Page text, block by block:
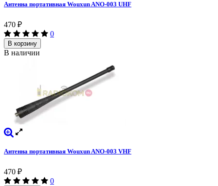
Антенна портативная Wouxun ANO-003 UHF
470 ₽
0
В корзину
В наличии
Антенна портативная Wouxun ANO-003 VHF
470 ₽
0